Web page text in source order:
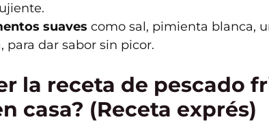
suaves como sal, pimienta blanca,
para dar sabor sin picor.
la receta de pescado
casa? (Receta exprés)